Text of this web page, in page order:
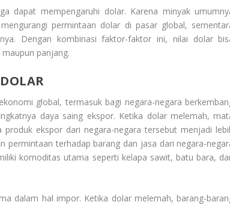
dapat mempengaruhi dolar. Karena minyak
permintaan dolar di pasar global,
Dengan kombinasi faktor-faktor ini, nilai dolar
panjang.
global, termasuk bagi negara-negara
daya saing ekspor. Ketika dolar melemah,
ekspor dari negara-negara tersebut menjadi
permintaan terhadap barang dan jasa dari negara-
komoditas utama seperti kelapa sawit, batu bara,
dalam hal impor. Ketika dolar melemah, barang-